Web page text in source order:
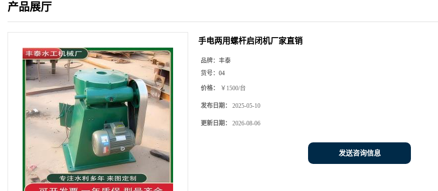
产品展厅
手电两用螺杆启闭机厂家直销
品牌： 丰泰
货号： 04
价格： ￥1500/台
发布日期： 2025-05-10
更新日期： 2026-08-06
发送咨询信息